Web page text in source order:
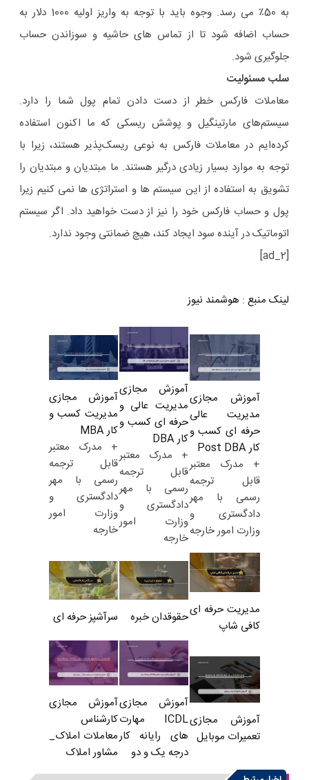
به 50٪ می رسد. وجوه باید با توجه به واریز اولیه 1000 دلار به
حساب اضافه شود تا از تماس های حاشیه و سوزاندن حساب
جلوگیری شود.
سلب مسئولیت
معاملات فارکس خطر از دست دادن تمام پول شما را دارد.
سیستم‌های مارتینگیل و پوشش ریسکی که ما اکنون استفاده
کرده‌ایم در معاملات فارکس به نوعی ریسک‌پذیر هستند، زیرا با
توجه به موارد بسیار زیادی درگیر هستند. ما مبتدیان و مبتدیان را
تشویق به استفاده از این سیستم ها و استراتژی ها نمی کنیم زیرا
پول و حساب فارکس خود را نیز از دست خواهید داد. اگر سیستم
اتوماتیک در آینده سود ایجاد کند، هیچ ضمانتی وجود ندارد.
[ad_2]
لینک منبع : هوشمند نیوز
آموزش مجازی
مدیریت عالی
حرفه ای کسب و
کار Post DBA
+ مدرک معتبر
قابل ترجمه
رسمی با مهر
دادگستری و
وزارت امور خارجه
آموزش مجازی
مدیریت عالی و
حرفه ای کسب و
کار DBA
+ مدرک معتبر
قابل ترجمه
رسمی با مهر
دادگستری و
وزارت امور
خارجه
آموزش مجازی
مدیریت کسب و
کار MBA
+ مدرک معتبر
قابل ترجمه
رسمی با مهر
دادگستری و
وزارت امور
خارجه
مدیریت حرفه ای
کافی شاپ
حقوقدان خبره سرآشپز حرفه ای
آموزش مجازی
تعمیرات موبایل
آموزش مجازی
ICDL مهارت
های رایانه کار
درجه یک و دو
آموزش مجازی
کارشناس
معاملات املاک_
مشاور املاک